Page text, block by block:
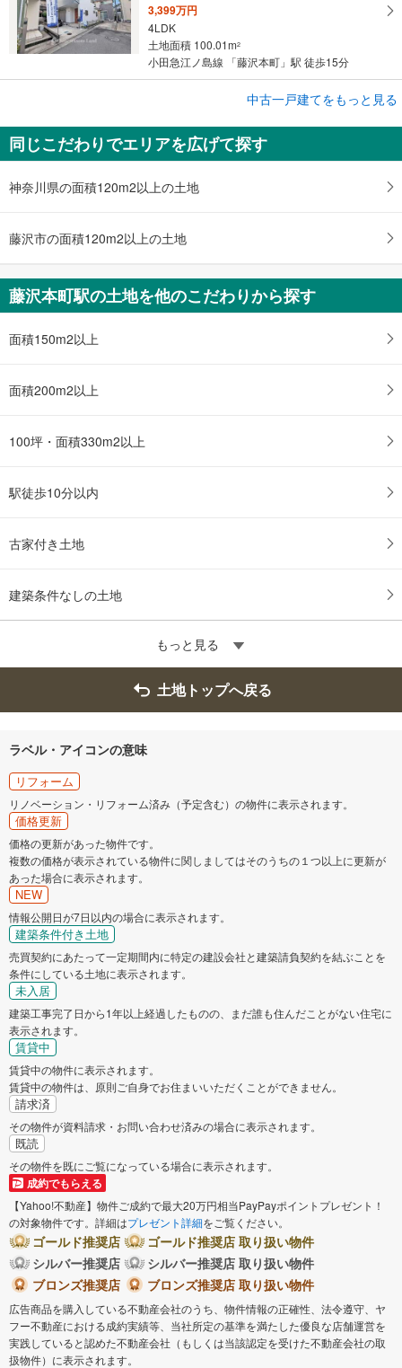
3,399万円
4LDK
土地面積 100.01m2
小田急江ノ島線 「藤沢本町」駅 徒歩15分
藤沢市藤沢4丁目
3,580万円
1DK
土地面積 175.67m
小田急江ノ島線 「藤沢本町」駅 徒歩7分
中古一戸建てをもっと見る
同じこだわりでエリアを広げて探す
神奈川県の面積120m2以上の土地
藤沢市の面積120m2以上の土地
藤沢本町駅の土地を他のこだわりから探す
面積150m2以上
面積200m2以上
100坪・面積330m2以上
駅徒歩10分以内
古家付き土地
建築条件なしの土地
もっと見る
土地トップへ戻る
ラベル・アイコンの意味
リフォーム
リノベーション・リフォーム済み（予定含む）の物件に表示されます。
価格更新
価格の更新があった物件です。
複数の価格が表示されている物件に関しましてはそのうちの１つ以上に更新が
あった場合に表示されます。
NEW
情報公開日が7日以内の場合に表示されます。
建築条件付き土地
売買契約にあたって一定期間内に特定の建設会社と建築請負契約を結ぶことを
条件にしている土地に表示されます。
未入居
建築工事完了日から1年以上経過したものの、まだ誰も住んだことがない住宅に
表示されます。
賃貸中
賃貸中の物件に表示されます。
賃貸中の物件は、原則ご自身でお住まいいただくことができません。
請求済
その物件が資料請求・お問い合わせ済みの場合に表示されます。
既読
その物件を既にご覧になっている場合に表示されます。
成約でもらえる
【Yahoo!不動産】物件ご成約で最大20万円相当PayPayポイントプレゼント！
の対象物件です。詳細はプレゼント詳細をご覧ください。
ゴールド推奨店
ゴールド推奨店 取り扱い物件
シルバー推奨店
シルバー推奨店 取り扱い物件
ブロンズ推奨店
ブロンズ推奨店 取り扱い物件
広告商品を購入している不動産会社のうち、物件情報の正確性、法令遵守、ヤ
フー不動産における成約実績等、当社所定の基準を満たした優良な店舗運営を
実践していると認めた不動産会社（もしくは当該認定を受けた不動産会社の取
扱物件）に表示されます。